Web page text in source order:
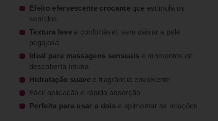
Efeito efervescente crocanteque estimula os
sentidos
Textura levee confortável, sem deixar a pele
pegajosa
Ideal para massagens sensuais e momentos de
descoberta íntima
Hidratação suave e fragrância envolvente
Fácil aplicação e rápida absorção
Perfeita para usar a dois e apimentar as relações